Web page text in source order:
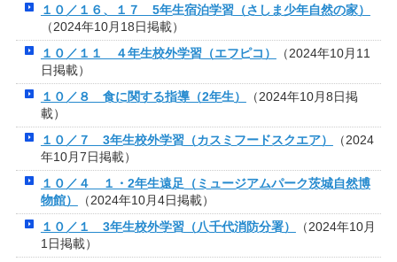
１０／１６、１７ 5年生宿泊学習（さしま少年自然の家）
（2024年10月18日掲載）
１０／１１ ４年生校外学習（エフピコ）
（2024年10月11
日掲載）
１０／８ 食に関する指導（2年生）
（2024年10月8日掲
載）
１０／７ 3年生校外学習（カスミフードスクエア）
（2024
年10月7日掲載）
１０／４ １・2年生遠足（ミュージアムパーク茨城自然博
物館）
（2024年10月4日掲載）
１０／１ 3年生校外学習（八千代消防分署）
（2024年10月
1日掲載）